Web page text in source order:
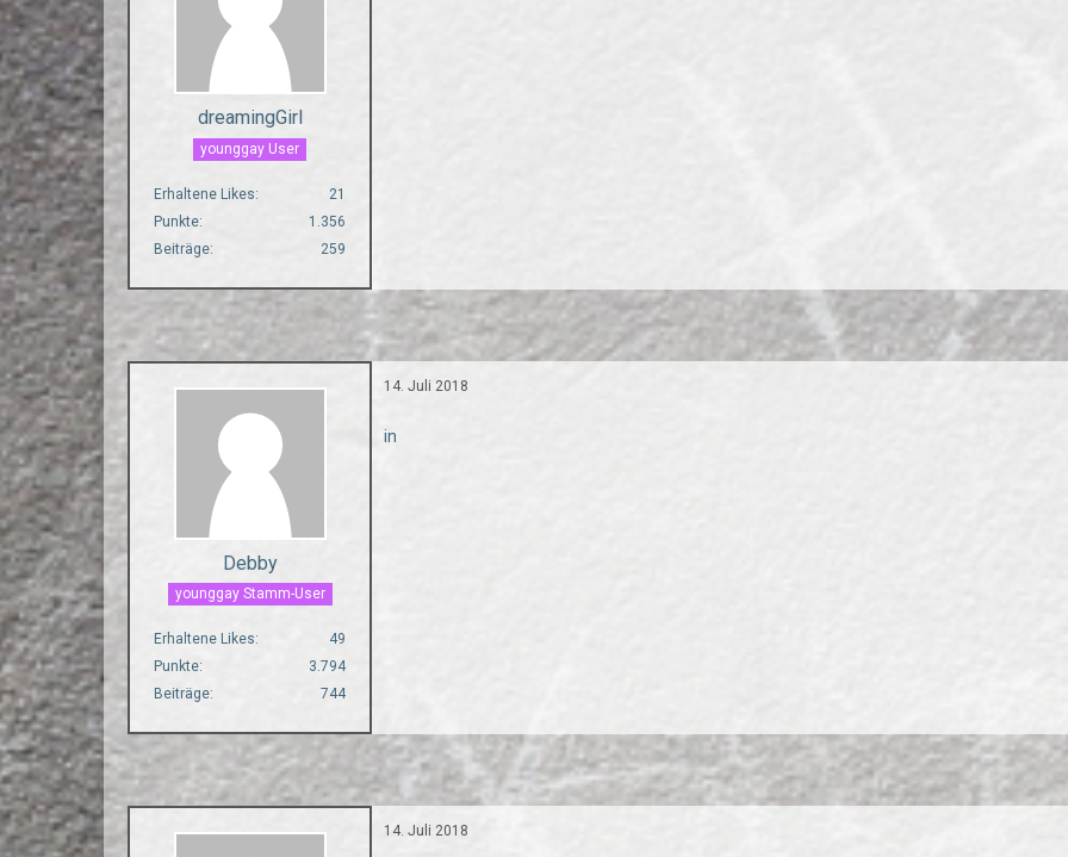
dreamingGirl
younggay User
Erhaltene Likes
21
Punkte
1.356
Beiträge
259
Debby
younggay Stamm-User
Erhaltene Likes
49
Punkte
3.794
Beiträge
744
14. Juli 2018
in
14. Juli 2018